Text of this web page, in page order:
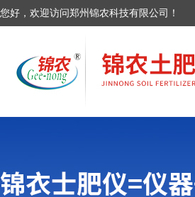
您好，欢迎访问郑州锦农科技有限公司！